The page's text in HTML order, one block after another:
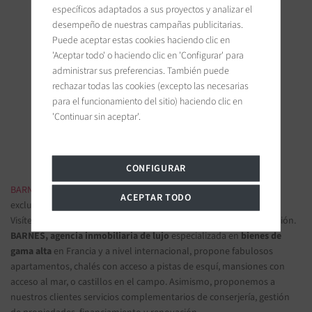
BARNES Deauville
5, Rue Hoche
14800 Deauville, France
BARNES INMOBILIARIA DE LUJO- Las más bellas propiedades
exclusivas y apartamentos de lujo
Visítenos en nuestras oficinas y confíenos sus proyectos de inversión.
BARNES, agencia inmobiliaria de lujoespecializada enbienes de
gama alta en Francia y a nivel internacional, propone fabulosos
apartamentos, chalés con acceso a pistas de esquí, mansiones con
acceso al mar, o castillos en el campo. Asimismo, proponemos a
nuestros clientes servicios complementarios de conserjería, gestión
específicos adaptados a sus proyectos y analizar el
desempeño de nuestras campañas publicitarias.
Puede aceptar estas cookies haciendo clic en
'Aceptar todo' o haciendo clic en 'Configurar' para
administrar sus preferencias. También puede
rechazar todas las cookies (excepto las necesarias
para el funcionamiento del sitio) haciendo clic en
'Continuar sin aceptar'.
CONFIGURAR
ACEPTAR TODO